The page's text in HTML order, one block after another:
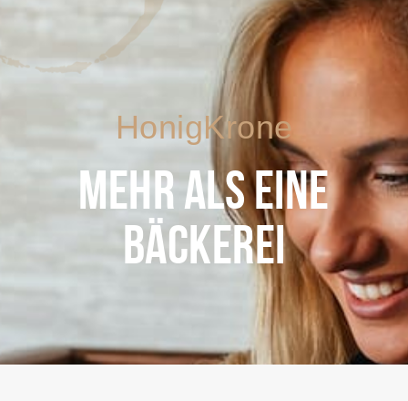
HonigKrone
MEHR ALS EINE
BÄCKEREI